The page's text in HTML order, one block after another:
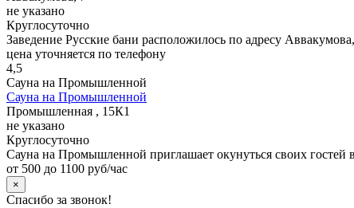
не указано
Круглосуточно
Заведение Русские бани расположилось по адресу
цена уточняется по телефону
4,5
Сауна на Промышленной
Сауна на Промышленной
Промышленная , 15К1
не указано
Круглосуточно
Сауна на Промышленной приглашает окунуться своих
от 500 до 1100 руб/час
×
Спасибо за звонок!